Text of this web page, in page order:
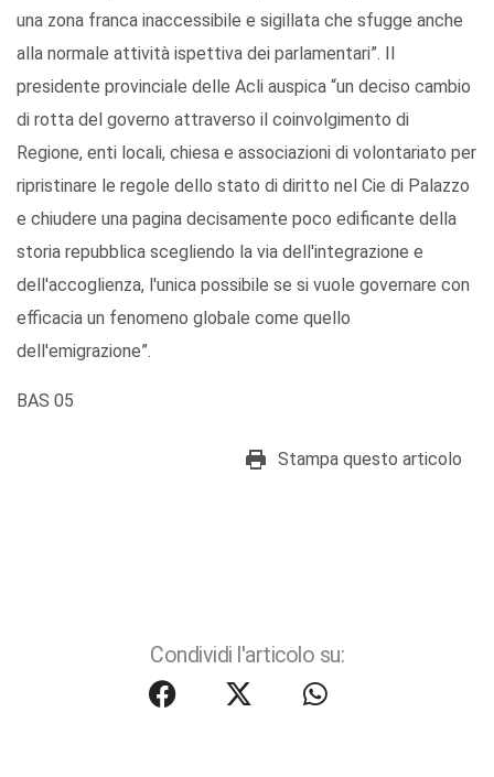
una zona franca inaccessibile e sigillata che sfugge anche
alla normale attività ispettiva dei parlamentari”. Il
presidente provinciale delle Acli auspica “un deciso cambio
di rotta del governo attraverso il coinvolgimento di
Regione, enti locali, chiesa e associazioni di volontariato per
ripristinare le regole dello stato di diritto nel Cie di Palazzo
e chiudere una pagina decisamente poco edificante della
storia repubblica scegliendo la via dell'integrazione e
dell'accoglienza, l'unica possibile se si vuole governare con
efficacia un fenomeno globale come quello
dell'emigrazione”.
BAS 05
Stampa questo articolo
Condividi l'articolo su: